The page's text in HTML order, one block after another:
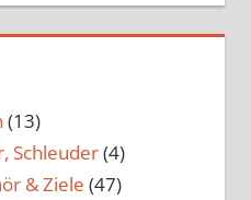
(13)
Schleuder(4)
& Ziele (47)